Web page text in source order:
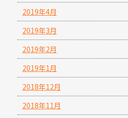
2019年4月
2019年3月
2019年2月
2019年1月
2018年12月
2018年11月